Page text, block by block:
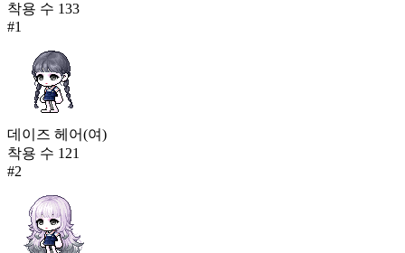
착용 수 133
#1
데이즈 헤어(여)
착용 수 121
#2